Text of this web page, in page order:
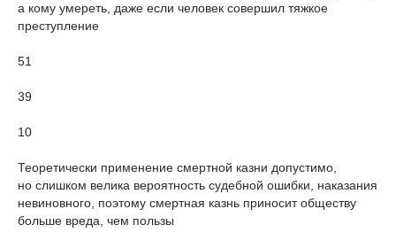
а кому умереть, даже если человек совершил тяжкое
преступление
51
39
10
Теоретически применение смертной казни допустимо,
но слишком велика вероятность судебной ошибки, наказания
невиновного, поэтому смертная казнь приносит обществу
больше вреда, чем пользы